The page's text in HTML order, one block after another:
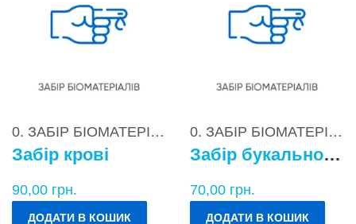
0. ЗАБІР БІОМАТЕРІАЛІВ
Забір крові
90,00 грн.
ДОДАТИ В КОШИК
0. ЗАБІР БІОМАТЕРІАЛІВ
Забір букального епітелію
70,00 грн.
ДОДАТИ В КОШИК